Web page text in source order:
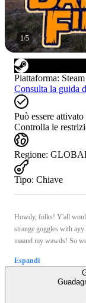
1/5
Piattaforma: Steam
Consulta la guida
Può essere attivato
Controlla le
Regione:
Tipo: Chiave
Howdy, folks! Y'all
strange goggles with
maand my wawds! So
Espandi